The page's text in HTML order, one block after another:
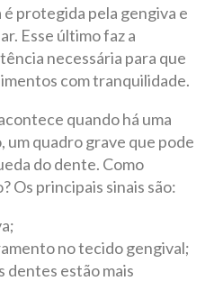
protegida pela gengiva e
Esse último faz a
necessária para que
com tranquilidade.
quando há uma
um quadro grave que pode
do dente. Como
Os principais sinais são:
no tecido gengival;
dentes estão mais